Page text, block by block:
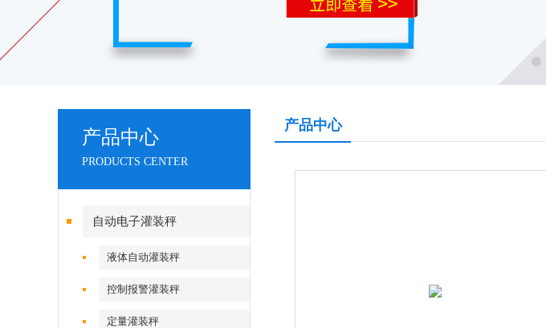
产品中心
PRODUCTS CENTER
自动电子灌装秤
液体自动灌装秤
控制报警灌装秤
定量灌装秤
产品中心